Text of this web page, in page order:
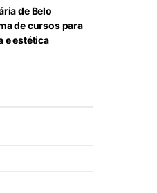
de Belo
de cursos para
e estética